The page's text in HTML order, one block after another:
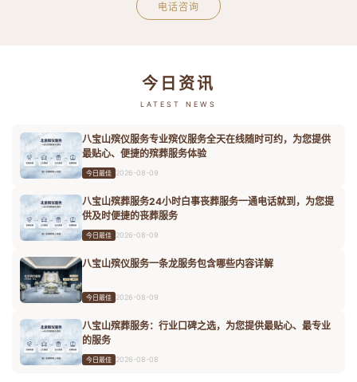
电话咨询
今日资讯
LATEST NEWS
八宝山殡仪服务专业殡仪服务全天在线随时可约，为您提供
最贴心、便捷的殡葬服务体验
今日最佳 2026-08-09
八宝山殡葬服务24小时白事丧葬服务一通电话就到，为您提
供及时便捷的丧葬服务
今日最佳 2026-08-09
八宝山殡仪服务一条龙服务包含哪些内容详解
今日最佳 2026-08-09
八宝山殡葬服务：行业口碑之选，为您提供最贴心、最专业
的服务
今日最佳 2026-08-08